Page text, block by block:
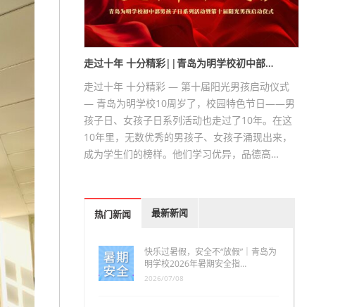
走过十年 十分精彩||青岛为明学校初中部…
走过十年 十分精彩 — 第十届阳光男孩启动仪式
— 青岛为明学校10周岁了，校园特色节日——男
孩子日、女孩子日系列活动也走过了10年。在这
10年里，无数优秀的男孩子、女孩子涌现出来，
成为学生们的榜样。他们学习优异，品德高…
热门新闻 最新新闻
快乐过暑假，安全不“放假”｜青岛为
明学校2026年暑期安全指…
2026/07/08